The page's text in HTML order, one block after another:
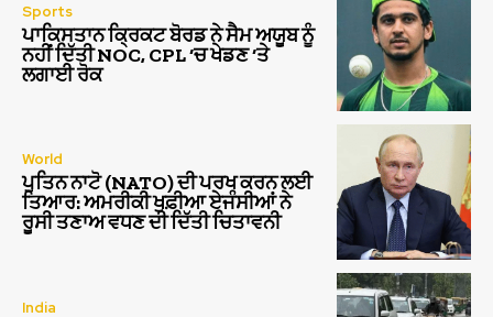
Sports
ਪਾਕਿਸਤਾਨ ਕ੍ਰਿਕਟ ਬੋਰਡ ਨੇ ਸੈਮ ਅਯੂਬ ਨੂੰ
ਨਹੀਂ ਦਿੱਤੀ NOC, CPL ‘ਚ ਖੇਡਣ ‘ਤੇ
ਲਗਾਈ ਰੋਕ
World
ਪੁਤਿਨ ਨਾਟੋ (NATO) ਦੀ ਪਰਖ ਕਰਨ ਲਈ
ਤਿਆਰ: ਅਮਰੀਕੀ ਖੁਫ਼ੀਆ ਏਜੰਸੀਆਂ ਨੇ
ਰੂਸੀ ਤਣਾਅ ਵਧਣ ਦੀ ਦਿੱਤੀ ਚਿਤਾਵਨੀ
India